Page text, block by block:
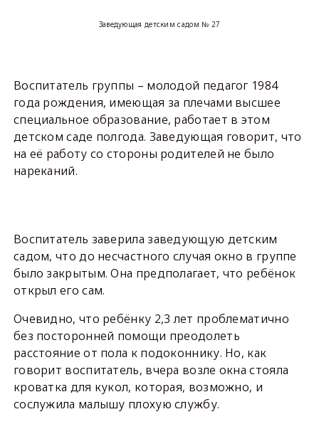
Заведующая детским садом № 27
Воспитатель группы – молодой педагог 1984
года рождения, имеющая за плечами высшее
специальное образование, работает в этом
детском саде полгода. Заведующая говорит, что
на её работу со стороны родителей не было
нареканий.
Воспитатель заверила заведующую детским
садом, что до несчастного случая окно в группе
было закрытым. Она предполагает, что ребёнок
открыл его сам.
Очевидно, что ребёнку 2,3 лет проблематично
без посторонней помощи преодолеть
расстояние от пола к подоконнику. Но, как
говорит воспитатель, вчера возле окна стояла
кроватка для кукол, которая, возможно, и
сослужила малышу плохую службу.